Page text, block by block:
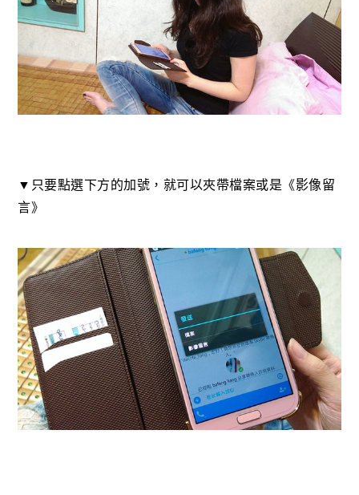
▼只要點選下方的加號，就可以夾帶檔案或是《影像留
言》